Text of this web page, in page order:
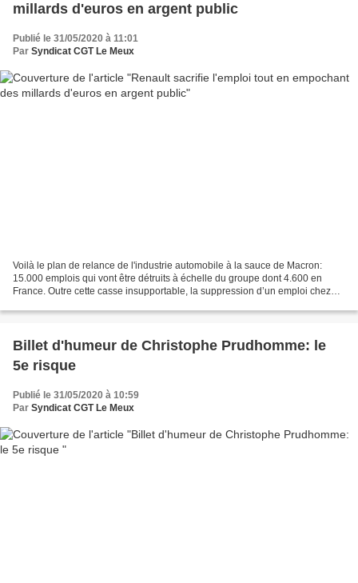
millards d'euros en argent public
Publié le 31/05/2020 à 11:01
Par Syndicat CGT Le Meux
Voilà le plan de relance de l'industrie automobile à la sauce de Macron:
15.000 emplois qui vont être détruits à échelle du groupe dont 4.600 en
France. Outre cette casse insupportable, la suppression d’un emploi chez
Billet d'humeur de Christophe Prudhomme: le
5e risque
Publié le 31/05/2020 à 10:59
Par Syndicat CGT Le Meux